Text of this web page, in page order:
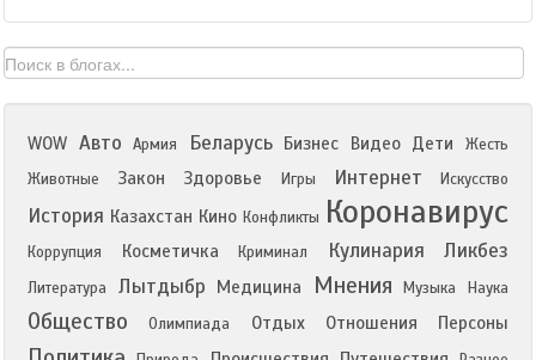
WOW Авто Армия Беларусь Бизнес Видео Дети
Жесть
Животные
Закон Здоровье Игры Интернет Искусство
История Казахстан Кино Конфликты Коронавирус
Коррупция Косметичка Криминал Кулинария Ликбез
Литература Лытдыбр Медицина Мнения Музыка Наука
Общество Олимпиада Отдых Отношения Персоны